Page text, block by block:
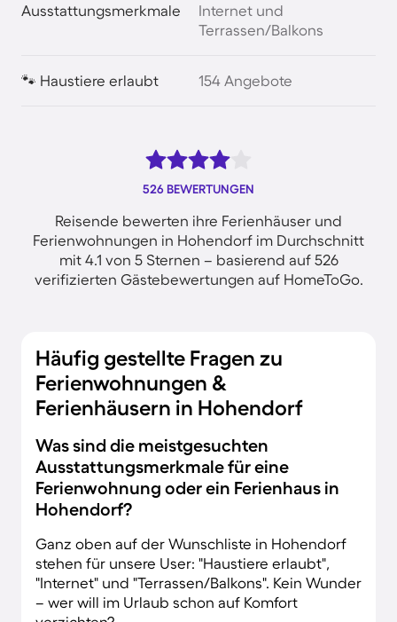
Ausstattungsmerkmale
Internet und
Terrassen/Balkons
🐾 Haustiere erlaubt 154 Angebote
526 BEWERTUNGEN
Reisende bewerten ihre Ferienhäuser und
Ferienwohnungen in Hohendorf im Durchschnitt
mit 4.1 von 5 Sternen – basierend auf 526
verifizierten Gästebewertungen auf HomeToGo.
Häufig gestellte Fragen zu
Ferienwohnungen &
Ferienhäusern in Hohendorf
Was sind die meistgesuchten
Ausstattungsmerkmale für eine
Ferienwohnung oder ein Ferienhaus in
Hohendorf?
Ganz oben auf der Wunschliste in Hohendorf
stehen für unsere User: "Haustiere erlaubt",
"Internet" und "Terrassen/Balkons". Kein Wunder
– wer will im Urlaub schon auf Komfort